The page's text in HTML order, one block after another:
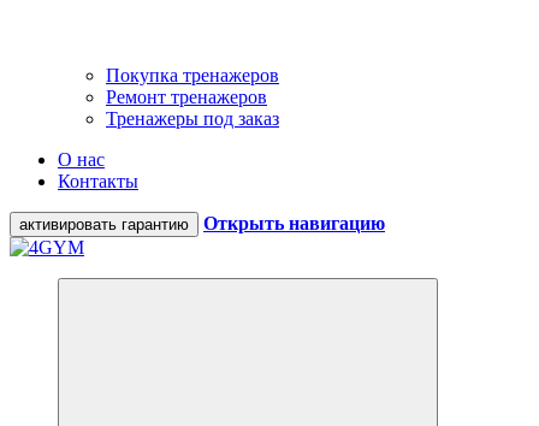
Покупка тренажеров
Ремонт тренажеров
Тренажеры под заказ
О нас
Контакты
активировать гарантию Открыть навигацию